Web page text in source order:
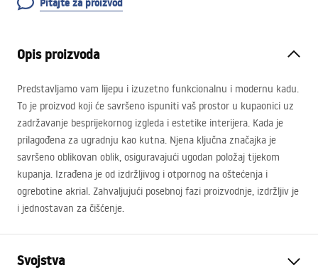
Pitajte za proizvod
Opis proizvoda
Predstavljamo vam lijepu i izuzetno funkcionalnu i modernu kadu.
To je proizvod koji će savršeno ispuniti vaš prostor u kupaonici uz
zadržavanje besprijekornog izgleda i estetike interijera. Kada je
prilagođena za ugradnju kao kutna. Njena ključna značajka je
savršeno oblikovan oblik, osiguravajući ugodan položaj tijekom
kupanja. Izrađena je od izdržljivog i otpornog na oštećenja i
ogrebotine akrial. Zahvaljujući posebnoj fazi proizvodnje, izdržljiv je
i jednostavan za čišćenje.
Svojstva